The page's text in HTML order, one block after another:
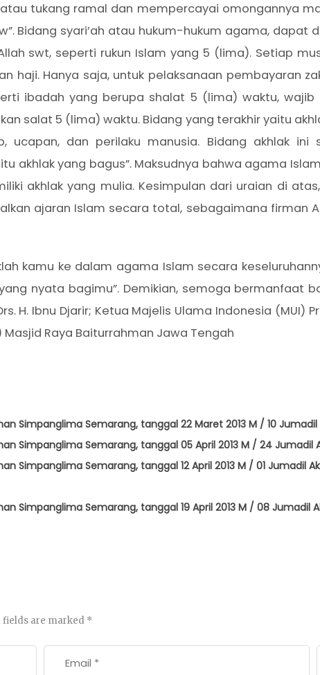
tukang ramal dan mempercayai omongannya
Bidang syari’ah atau hukum-hukum agama, dapat
swt, seperti rukun Islam yang 5 (lima). Setiap
haji. Hanya saja, untuk pelaksanaan pembayaran
ibadah yang berupa shalat 5 (lima) waktu,
salat 5 (lima) waktu. Bidang yang terakhir yaitu
ucapan, dan perilaku manusia. Bidang akhlak
akhlak yang bagus”. Maksudnya bahwa agama
akhlak yang mulia. Kesimpulan dari uraian di
ajaran Islam secara total, sebagaimana firman
kamu ke dalam agama Islam secara
nyata bagimu”. Demikian, semoga bermanfaat
Ibnu Djarir; Ketua Majelis Ulama Indonesia (MUI)
Raya Baiturrahman Jawa Tengah
Simpanglima Semarang, tanggal 22 Maret 2013 M / 10 Jumadil
Simpanglima Semarang, tanggal 05 April 2013 M / 24 Jumadil
Semarang, tanggal 12 April 2013 M / 01 Jumadil Akhir
Simpanglima Semarang, tanggal 19 April 2013 M / 08 Jumadil
fields are marked *